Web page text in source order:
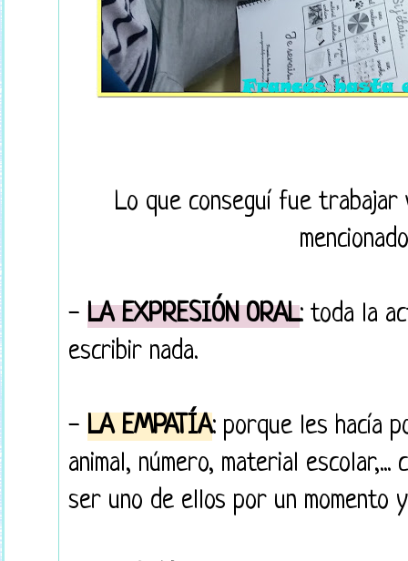
Lo que conseguí fue trabajar
- LA EXPRESIÓN ORAL: toda la
escribir nada.
- LA EMPATÍA: porque les hacía
animal, número, material escolar,...
ser uno de ellos por un